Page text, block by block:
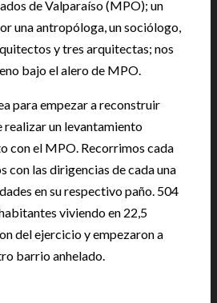
de Valparaíso (MPO); un
una antropóloga, un sociólogo,
y tres arquitectas; nos
bajo el alero de MPO.
para empezar a reconstruir
realizar un levantamiento
con el MPO. Recorrimos cada
con las dirigencias de cada una
en su respectivo paño. 504
viviendo en 22,5
del ejercicio y empezaron a
barrio anhelado.